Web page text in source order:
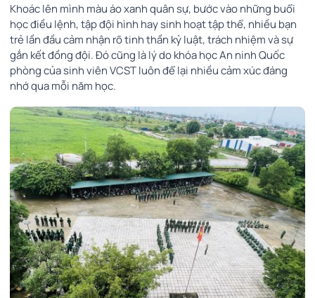
Khoác lên mình màu áo xanh quân sự, bước vào những buổi
học điều lệnh, tập đội hình hay sinh hoạt tập thể, nhiều bạn
trẻ lần đầu cảm nhận rõ tinh thần kỷ luật, trách nhiệm và sự
gắn kết đồng đội. Đó cũng là lý do khóa học An ninh Quốc
phòng của sinh viên VCST luôn để lại nhiều cảm xúc đáng
nhớ qua mỗi năm học.